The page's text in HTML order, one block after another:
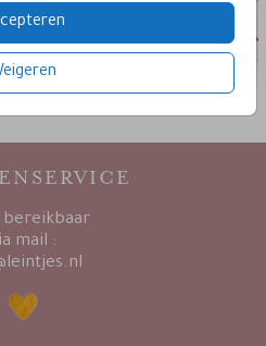
bereikbaar
mail :